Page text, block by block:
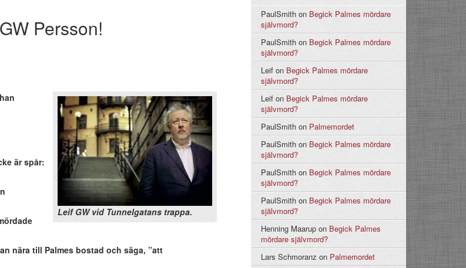
Persson!
Leif GW vid Tunnelgatans trappa.
är spår:
nära till Palmes bostad och säga, ”att
PaulSmithon Begick Palmes mördare
självmord?
PaulSmithon Begick Palmes mördare
självmord?
Leifon Begick Palmes mördare
självmord?
Leifon Begick Palmes mördare
självmord?
PaulSmithon Palmemordet
PaulSmithon Begick Palmes mördare
självmord?
PaulSmithon Begick Palmes mördare
självmord?
PaulSmithon Begick Palmes mördare
självmord?
Henning Maarupon Begick Palmes
mördare självmord?
Lars Schmoranz on Palmemordet